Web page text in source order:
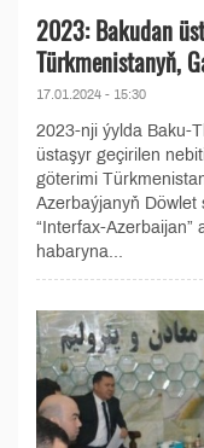
2023: Bakudan
Türkmenistanyň,
17.01.2024 - 15:30
2023-nji ýylda Baku-
üstaşyr geçirilen
göterimi
Azerbaýjanyň Döwlet
“Interfax-Azerbaijan”
habaryna...